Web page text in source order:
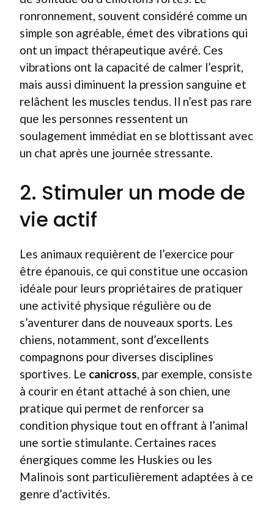
ronronnement, souvent considéré comme un
simple son agréable, émet des vibrations qui
ont un impact thérapeutique avéré. Ces
vibrations ont la capacité de calmer l’esprit,
mais aussi diminuent la pression sanguine et
relâchent les muscles tendus. Il n’est pas rare
que les personnes ressentent un
soulagement immédiat en se blottissant avec
un chat après une journée stressante.
2. Stimuler un mode de
vie actif
Les animaux requièrent de l’exercice pour
être épanouis, ce qui constitue une occasion
idéale pour leurs propriétaires de pratiquer
une activité physique régulière ou de
s’aventurer dans de nouveaux sports. Les
chiens, notamment, sont d’excellents
compagnons pour diverses disciplines
sportives. Le canicross , par exemple, consiste
à courir en étant attaché à son chien, une
pratique qui permet de renforcer sa
condition physique tout en offrant à l’animal
une sortie stimulante. Certaines races
énergiques comme les Huskies ou les
Malinois sont particulièrement adaptées à ce
genre d’activités.